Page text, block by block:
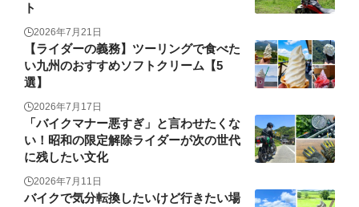
ト
2026年7月21日
【ライダーの義務】ツーリングで食べた
い九州のおすすめソフトクリーム【5
選】
2026年7月17日
「バイクマナー悪すぎ」と言わせたくな
い！昭和の限定解除ライダーが次の世代
に残したい文化
2026年7月11日
バイクで気分転換したいけど行きたい場